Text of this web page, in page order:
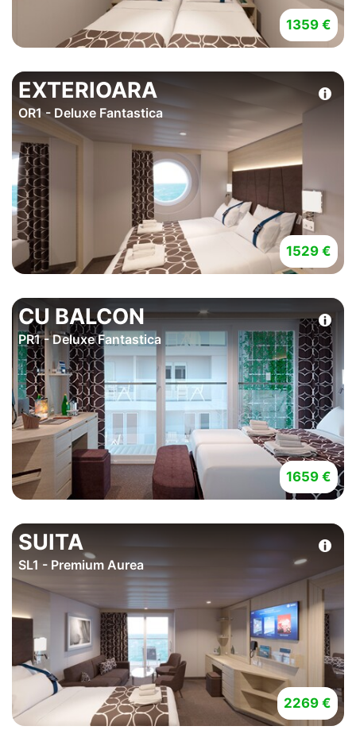
1359 €
EXTERIOARA
OR1 - Deluxe Fantastica
1529 €
CU BALCON
PR1 - Deluxe Fantastica
1659 €
SUITA
SL1 - Premium Aurea
2269 €